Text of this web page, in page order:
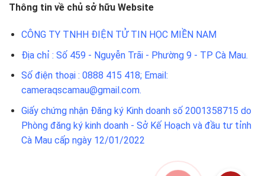
Thông tin về chủ sở hữu Website
CÔNG TY TNHH ĐIỆN TỬ TIN HỌC MIỀN NAM
Địa chỉ : Số 459 - Nguyễn Trãi - Phường 9 - TP Cà Mau.
Số điện thoại : 0888 415 418; Email:
cameraqscamau@gmail.com.
Giấy chứng nhận Đăng ký Kinh doanh số 2001358715 do
Phòng đăng ký kinh doanh - Sở Kế Hoạch và đầu tư tỉnh
Cà Mau cấp ngày 12/01/2022